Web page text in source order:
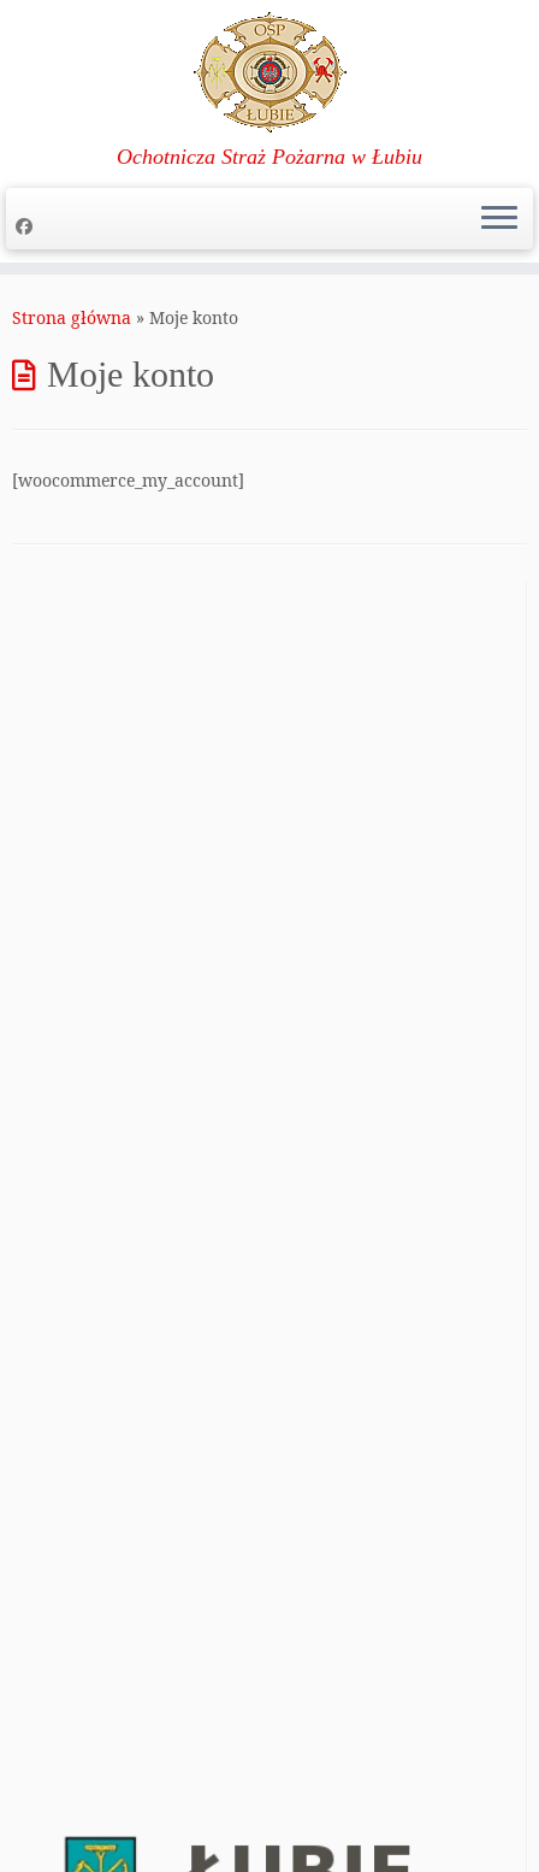
do
Ochotnicza Straż Pożarna w Łubiu
Strona główna » Moje konto
Moje konto
[woocommerce_my_account]